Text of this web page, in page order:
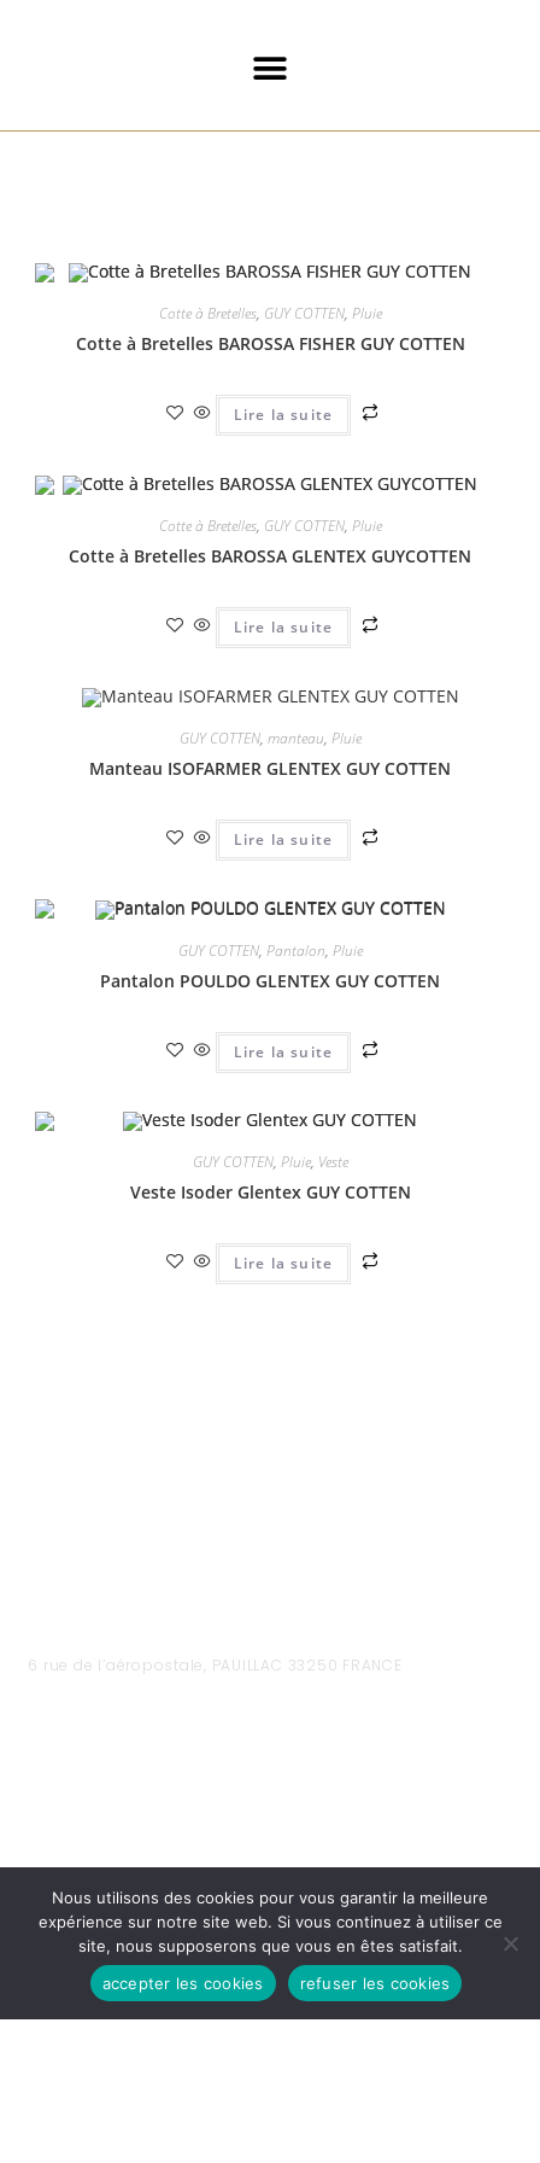
Cotte à Bretelles, GUY COTTEN, Pluie
Cotte à Bretelles BAROSSA FISHER GUY COTTEN
Lire la suite
Cotte à Bretelles, GUY COTTEN, Pluie
Cotte à Bretelles BAROSSA GLENTEX GUYCOTTEN
Lire la suite
GUY COTTEN, manteau, Pluie
Manteau ISOFARMER GLENTEX GUY COTTEN
Lire la suite
GUY COTTEN, Pantalon, Pluie
Pantalon POULDO GLENTEX GUY COTTEN
Lire la suite
GUY COTTEN, Pluie, Veste
Veste Isoder Glentex GUY COTTEN
Lire la suite
6 rue de l’aéropostale, PAUILLAC 33250 FRANCE
8h30 - 12H
14H - 17h30
Nous utilisons des cookies pour vous garantir la meilleure
expérience sur notre site web. Si vous continuez à utiliser ce
site, nous supposerons que vous en êtes satisfait.
accepter les cookies
refuser les cookies